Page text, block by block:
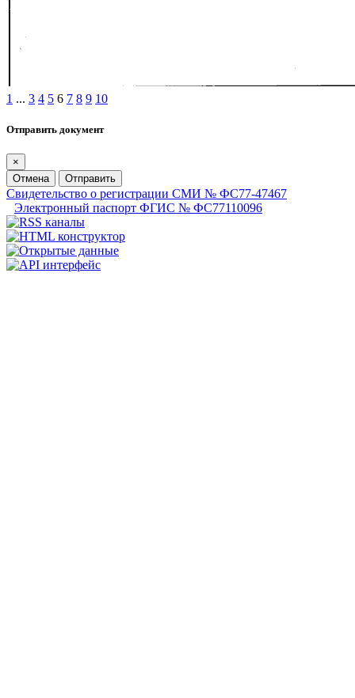
1 ... 3 4 5 6 7 8 9 10
Отправить документ
×
Отмена
Отправить
Свидетельство о регистрации СМИ № ФС77-47467
Электронный паспорт ФГИС № ФС77110096